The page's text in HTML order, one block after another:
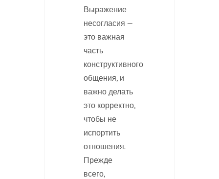
Выражение
несогласия —
это важная
часть
конструктивного
общения, и
важно делать
это корректно,
чтобы не
испортить
отношения.
Прежде
всего,